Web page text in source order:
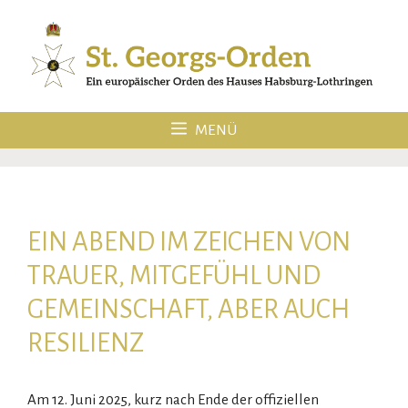
springen
MENÜ
EIN ABEND IM ZEICHEN VON
TRAUER, MITGEFÜHL UND
GEMEINSCHAFT, ABER AUCH
RESILIENZ
Am 12. Juni 2025, kurz nach Ende der offiziellen